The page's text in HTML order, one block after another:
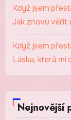
Když jsem
Jak znovu věřit
Když jsem
Láska, která mi
Nejnovější